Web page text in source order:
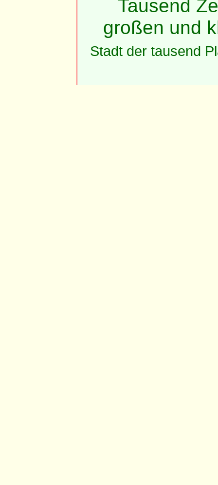
Tausend
großen und
Stadt der tausend